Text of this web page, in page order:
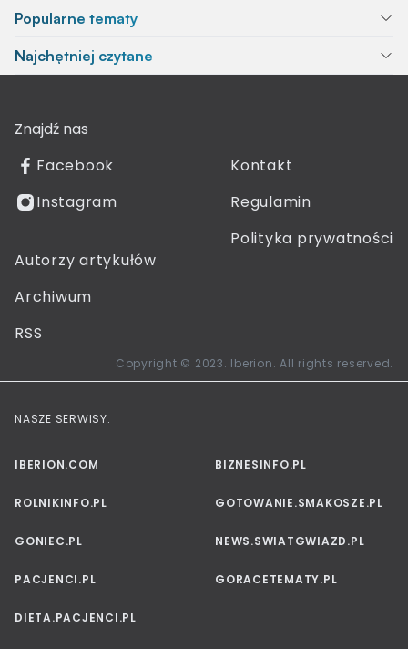
Popularne tematy
Najchętniej czytane
Znajdź nas
Facebook
Instagram
Kontakt
Regulamin
Polityka prywatności
Autorzy artykułów
Archiwum
RSS
Copyright © 2023. Iberion. All rights reserved.
NASZE SERWISY:
IBERION.COM BIZNESINFO.PL
ROLNIKINFO.PL GOTOWANIE.SMAKOSZE.PL
GONIEC.PL NEWS.SWIATGWIAZD.PL
PACJENCI.PL GORACETEMATY.PL
DIETA.PACJENCI.PL